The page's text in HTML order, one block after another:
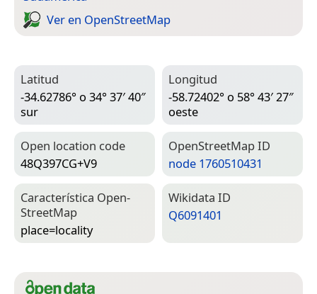
Ver en Open­Street­Map
Latitud
-34.62786° o 34° 37′ 40″
sur
Longitud
-58.72402° o 58° 43′ 27″
oeste
Open location code
48Q397CG+V9
Open­Street­Map ID
node 1760510431
Característica Open­
Street­Map
place=­locality
Wiki­data ID
Q6091401